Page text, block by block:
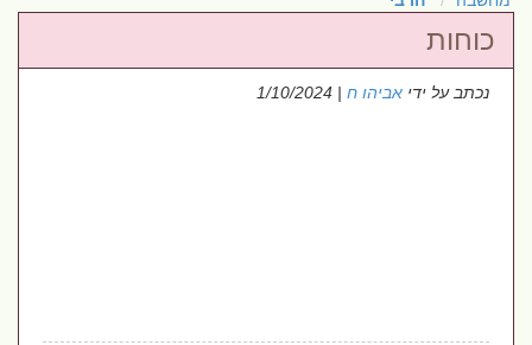
כוחות
נכתב על ידיאביהו ח| 1/10/2024